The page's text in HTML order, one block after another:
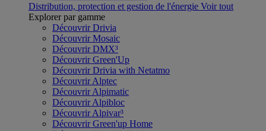
Distribution, protection et gestion de l'énergie Voir tout
Explorer par gamme
Découvrir Drivia
Découvrir Mosaic
Découvrir DMX³
Découvrir Green'Up
Découvrir Drivia with Netatmo
Découvrir Alptec
Découvrir Alpimatic
Découvrir Alpibloc
Découvrir Alpivar³
Découvrir Green'up Home